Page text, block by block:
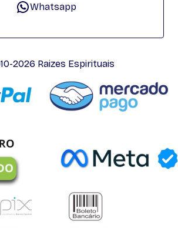
Whatsapp
2026 Raizes Espirituais